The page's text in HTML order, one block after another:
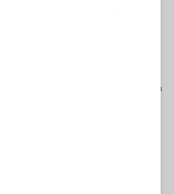
delle operazioni militari sul terreno, più
di Obama, Trump e Netanyahu,
cadeva sotto l’assalto delle forze
Nusra-Isis , rastrellate da turchi e sauditi in
addestrate e armate nei campi
negli ospedali israeliani sul Golan (con
di Netanyahu in corsìa).
le cui orripilanti nefandezze ho
racconti di testimoni, sopravvissuti e i
a titolo di intimidazione, ai